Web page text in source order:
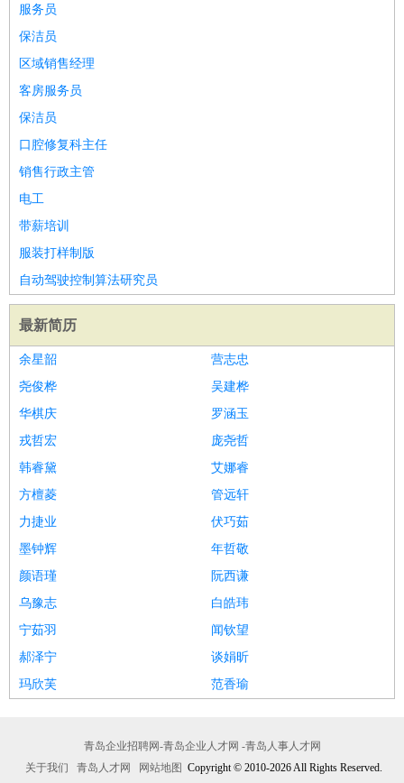
服务员
保洁员
区域销售经理
客房服务员
保洁员
口腔修复科主任
销售行政主管
电工
带薪培训
服装打样制版
自动驾驶控制算法研究员
最新简历
余星韶
营志忠
尧俊桦
吴建桦
华棋庆
罗涵玉
戎哲宏
庞尧哲
韩睿黛
艾娜睿
方檀菱
管远轩
力捷业
伏巧茹
墨钟辉
年哲敬
颜语瑾
阮西谦
乌豫志
白皓玮
宁茹羽
闻钦望
郝泽宁
谈娟昕
玛欣芙
范香瑜
青岛企业招聘网-青岛企业人才网 -青岛人事人才网
关于我们
青岛人才网 网站地图 Copyright © 2010-2026 All Rights Reserved.